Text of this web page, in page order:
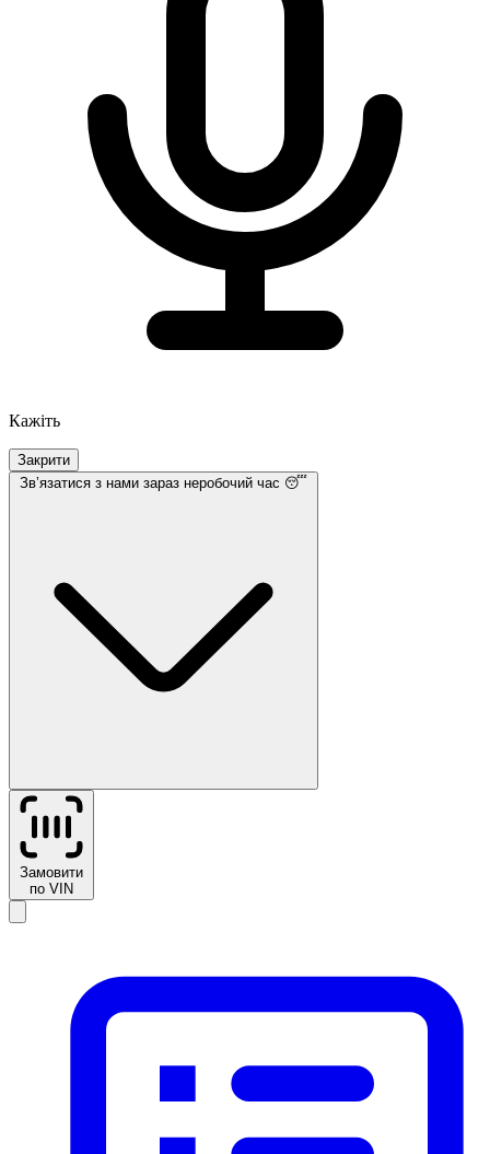
Кажіть
Закрити
Звʼязатися з нами зараз неробочий час 😴
Замовити
по VIN